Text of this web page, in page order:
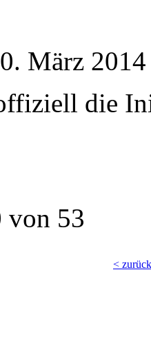
März 2014
die
von 53
< zurück